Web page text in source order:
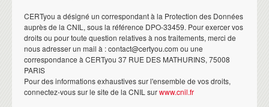
CERTyou a désigné un correspondant à la Protection des Données
auprès de la CNIL, sous la référence DPO-33459. Pour exercer vos
droits ou pour toute question relatives à nos traitements, merci de
nous adresser un mail à : contact@certyou.com ou une
correspondance à CERTyou 37 RUE DES MATHURINS, 75008
PARIS
Pour des informations exhaustives sur l'ensemble de vos droits,
connectez-vous sur le site de la CNIL surwww.cnil.fr